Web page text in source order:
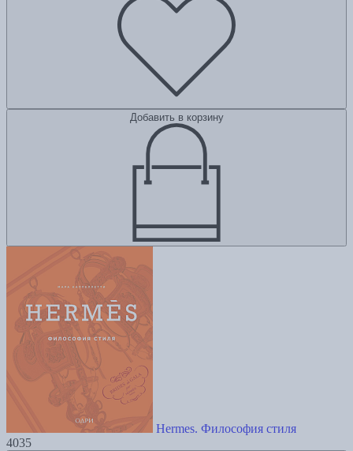
Добавить в корзину
Hermes. Философия стиля
4035